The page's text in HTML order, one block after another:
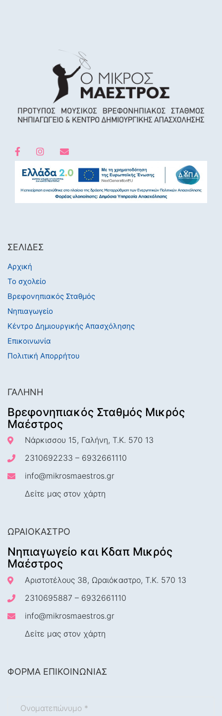
ΣΕΛΊΔΕΣ
Αρχική
Το σχολείο
Βρεφονηπιακός Σταθμός
Νηπιαγωγείο
Κέντρο Δημιουργικής Απασχόλησης
Επικοινωνία
Πολιτική Απορρήτου
ΓΑΛΉΝΗ
Βρεφονηπιακός Σταθμός Μικρός
Μαέστρος
Νάρκισσου 15, Γαλήνη, Τ.Κ. 570 13
2310692233 – 6932661110
info@mikrosmaestros.gr
Δείτε μας στον χάρτη
ΩΡΑΙΌΚΑΣΤΡΟ
Νηπιαγωγείο και Κδαπ Μικρός
Μαέστρος
Αριστοτέλους 38, Ωραιόκαστρο, Τ.Κ. 570 13
2310695887 – 6932661110
info@mikrosmaestros.gr
Δείτε μας στον χάρτη
ΦΟΡΜΑ ΕΠΙΚΟΙΝΩΝΙΑΣ